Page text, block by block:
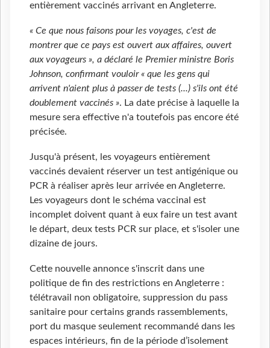
entièrement vaccinés arrivant en Angleterre.
« Ce que nous faisons pour les voyages, c'est de
montrer que ce pays est ouvert aux affaires, ouvert
aux voyageurs », a déclaré le Premier ministre Boris
Johnson, confirmant vouloir « que les gens qui
arrivent n'aient plus à passer de tests (...) s'ils ont été
doublement vaccinés ». La date précise à laquelle la
mesure sera effective n'a toutefois pas encore été
précisée.
Jusqu'à présent, les voyageurs entièrement
vaccinés devaient réserver un test antigénique ou
PCR à réaliser après leur arrivée en Angleterre.
Les voyageurs dont le schéma vaccinal est
incomplet doivent quant à eux faire un test avant
le départ, deux tests PCR sur place, et s'isoler une
dizaine de jours.
Cette nouvelle annonce s'inscrit dans une
politique de fin des restrictions en Angleterre :
télétravail non obligatoire, suppression du pass
sanitaire pour certains grands rassemblements,
port du masque seulement recommandé dans les
espaces intérieurs, fin de la période d’isolement